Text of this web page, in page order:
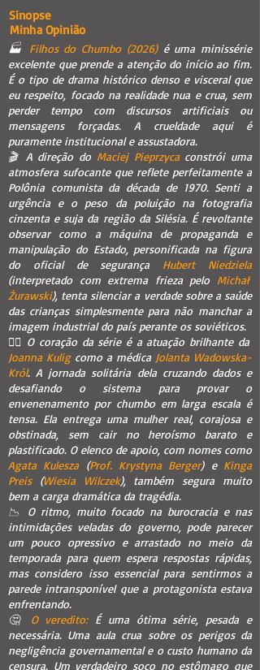
Sinopse
Minha Opinião
🏭 Filhos do Chumbo (2026)é uma minissérie
excelente que prende a atenção do início ao fim.
É o tipo de drama histórico denso e visceral que
eu respeito, focado na realidade nua e crua, sem
perder tempo com discursos artificiais ou
mensagens forçadas. A crueldade aqui é
puramente institucional e assustadora.
🎬 A direção do Maciej Pieprzycaconstrói uma
atmosfera sufocante que reflete perfeitamente a
Polônia comunista da década de 1970. Senti a
urgência e o peso da poluição na fotografia
cinzenta e suja da região da Silésia. É revoltante
observar como a máquina de propaganda e
manipulação do Estado, personificada na figura
do oficial de segurança Hubert Niedziela
(interpretado com extrema frieza pelo Michał
Żurawski), tenta silenciar a verdade sobre a saúde
das crianças simplesmente para não manchar a
imagem industrial do país perante os soviéticos.
👩‍⚕️ O coração da série é a atuação brilhante da
Joanna Kuligcomo a médica Jolanta Wadowska-
Król. A jornada solitária dela cruzando dados e
desafiando o sistema para provar o
envenenamento por chumbo em larga escala é
tensa. Ela entrega uma mulher real, corajosa e
obstinada, sem cair no heroísmo barato e
plastificado. O elenco de apoio, com nomes como
Agata Kulesza(Prof. Krystyna Berger) e Kinga
Preis(Wiesia Wilczek), também segura muito
bem a carga dramática da tragédia.
📉 O ritmo, muito focado na burocracia e nas
intimidações veladas do governo, pode parecer
um pouco opressivo e arrastado no meio da
temporada para quem espera respostas rápidas,
mas considero isso essencial para sentirmos a
parede intransponível que a protagonista estava
enfrentando.
🤔 O veredito:É uma ótima série, pesada e
necessária. Uma aula crua sobre os perigos da
negligência governamental e o custo humano da
censura. Um verdadeiro soco no estômago que